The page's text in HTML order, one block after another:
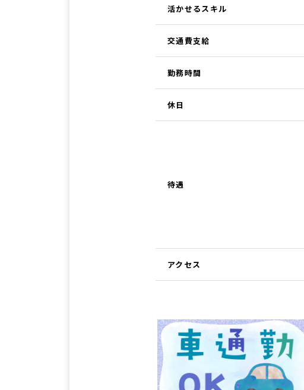
活かせるスキル
交通費支給
勤務時間
休日
待遇
アクセス